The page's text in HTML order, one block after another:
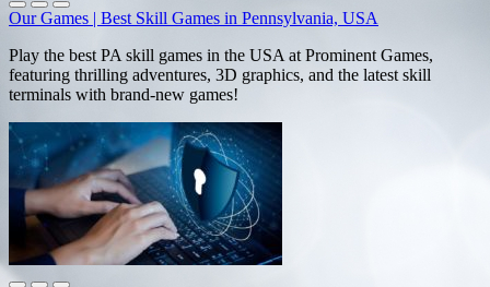
Our Games | Best Skill Games in Pennsylvania, USA
Play the best PA skill games in the USA at Prominent Games,
featuring thrilling adventures, 3D graphics, and the latest skill
terminals with brand-new games!